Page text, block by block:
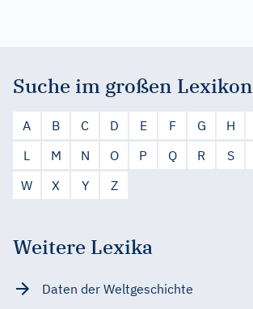
Suche im großen Lexikon
A B C D E F G H
L
M N O P Q R S
W
X Y Z
Weitere Lexika
Daten der Weltgeschichte